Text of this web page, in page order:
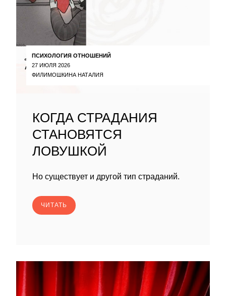
ПСИХОЛОГИЯ ОТНОШЕНИЙ
27 ИЮЛЯ 2026
ФИЛИМОШКИНА НАТАЛИЯ
КОГДА СТРАДАНИЯ
СТАНОВЯТСЯ
ЛОВУШКОЙ
Но существует и другой тип страданий.
ЧИТАТЬ